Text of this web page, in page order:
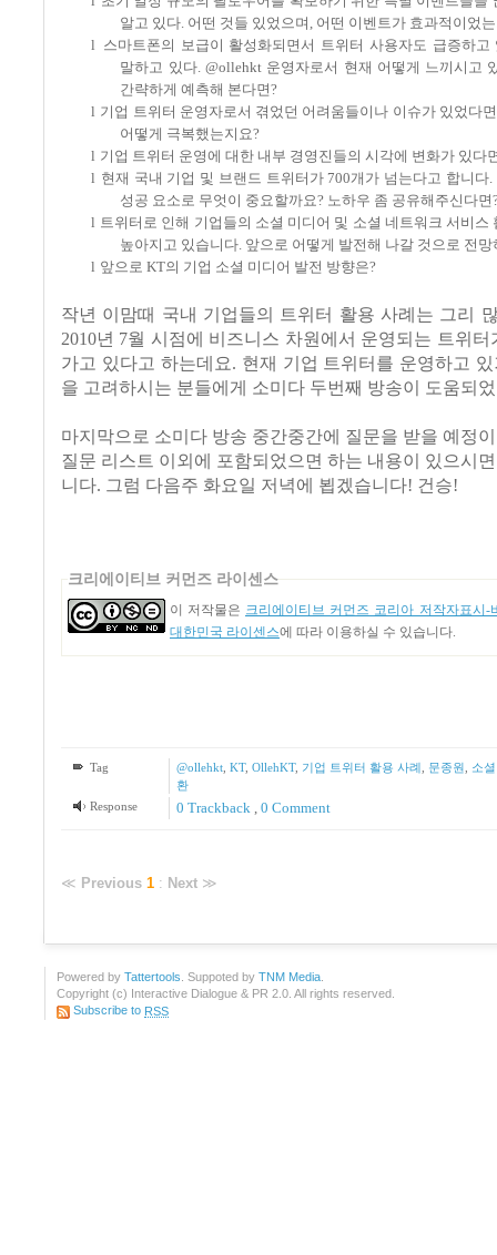
알고 있다 어떤 것들 있었으며 어떤 이벤트가 효과적이었
l 스마트폰의 보급이 활성화되면서 트위터 사용자도 급증하고
말하고 있다. @ollehkt 운영자로서 현재 어떻게 느끼시고
간략하게 예측해 본다면?
l 기업 트위터 운영자로서 겪었던 어려움들이나 이슈가 있었다면
어떻게 극복했는지요?
l 기업 트위터 운영에 대한 내부 경영진들의 시각에 변화가 있다
l 현재 국내 기업 및 브랜드 트위터가700개가 넘는다고 합니다.
성공 요소로 무엇이 중요할까요? 노하우 좀 공유해주신다면
l 트위터로 인해 기업들의 소셜 미디어 및 소셜 네트워크 서비스
높아지고 있습니다 앞으로 어떻게 발전해 나갈 것으로 전
l 앞으로 KT의 기업 소셜 미디어 발전 방향은?
작년 이맘때 국내 기업들의 트위터 활용 사례는 그리
2010년 7월 시점에 비즈니스 차원에서 운영되는 트위터
가고 있다고 하는데요. 현재 기업 트위터를 운영하고
을 고려하시는 분들에게 소미다 두번째 방송이 도움되
마지막으로 소미다 방송 중간중간에 질문을 받을 예정
질문 리스트 이외에 포함되었으면 하는 내용이 있으시
니다. 그럼 다음주 화요일 저녁에 뵙겠습니다! 건승!
크리에이티브 커먼즈 라이센스
이 저작물은 크리에이티브 커먼즈 코리아 저작자표시-
대한민국 라이센스에 따라 이용하실 수 있습니다.
Tag @ollehkt, KT, OllehKT, 기업 트위터 활용 사례 문종원
소
환
Response
0 Trackback 0 Comment
≪ Previous 1 : Next ≫
Powered by Tattertools . Suppoted by TNM Media
Copyright (c) Interactive Dialogue & PR 2.0. All rights reserved.
Subscribe to RSS